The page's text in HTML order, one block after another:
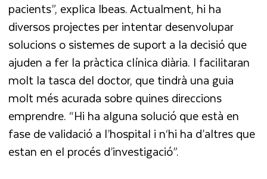
pacients”, explica Ibeas. Actualment, hi ha
diversos projectes per intentar desenvolupar
solucions o sistemes de suport a la decisió que
ajuden a fer la pràctica clínica diària. I facilitaran
molt la tasca del doctor, que tindrà una guia
molt més acurada sobre quines direccions
emprendre. “Hi ha alguna solució que està en
fase de validació a l’hospital i n‘hi ha d’altres que
estan en el procés d’investigació”.